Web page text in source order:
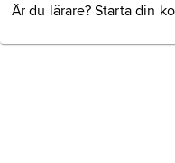
Är du lärare? Starta din